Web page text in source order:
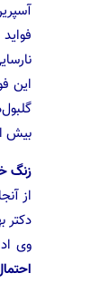
این
بیش
زنگ
از
دکتر
وی